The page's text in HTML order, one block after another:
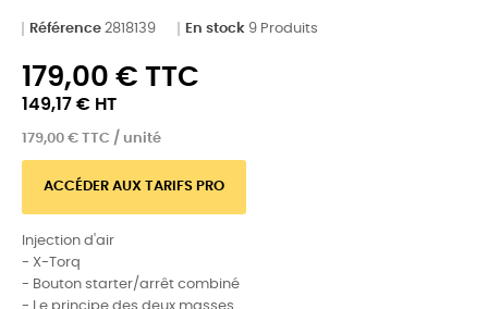
Référence 2818139 En stock 9 Produits
179,00 € TTC
149,17 € HT
179,00 € TTC / unité
ACCÉDER AUX TARIFS PRO
Injection d'air
- X-Torq
- Bouton starter/arrêt combiné
- Le principe des deux masses